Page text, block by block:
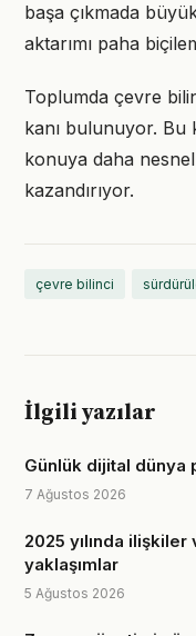
başa çıkmada
aktarımı paha
Toplumda çevre
kanı bulunuyor. Bu
konuya daha nesnel
kazandırıyor.
çevre bilinci
İlgili yazılar
Günlük dijital dünya
7 Ağustos 2026
2025 yılında ilişkiler
yaklaşımlar
5 Ağustos 2026